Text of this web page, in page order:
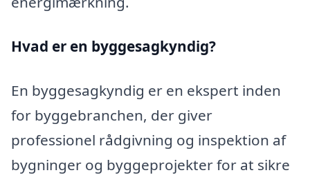
Hvad er en byggesagkyndig?
En byggesagkyndig er en ekspert inden
for byggebranchen, der giver
professionel rådgivning og inspektion af
bygninger og byggeprojekter for at sikre